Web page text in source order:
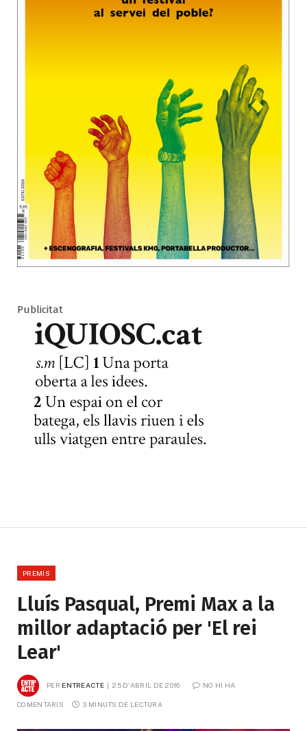
Publicitat
PREMIS
Lluís Pasqual, Premi Max a la
millor adaptació per 'El rei
Lear'
PER ENTREACTE 25 D'ABRIL DE 2016 NO HI HA
COMENTARIS 3 MINUTS DE LECTURA